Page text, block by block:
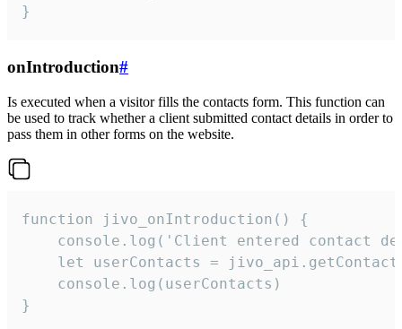
}
onIntroduction#
Is executed when a visitor fills the contacts form. This function can
be used to track whether a client submitted contact details in order to
pass them in other forms on the website.
function jivo_onIntroduction() {
console.log('Client entered contact
let userContacts =
    console.log(userContacts)
}